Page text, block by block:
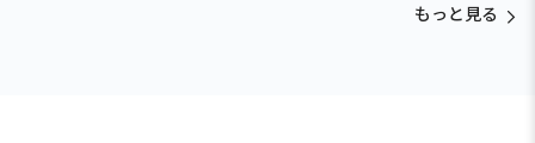
もっと見る